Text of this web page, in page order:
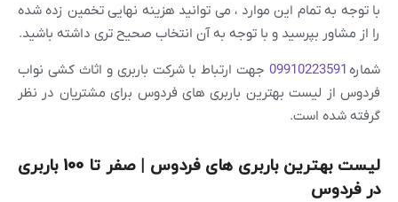
با توجه به تمام این موارد ، می توانید هزینه نهایی تخمین زده شده
را از مشاور بپرسید و با توجه به آن انتخاب صحیح تری داشته باشید.
شماره 09910223591جهت ارتباط با شرکت باربری و اثاث کشی نواب
فردوس از لیست بهترین باربری های فردوس برای مشتریان در نظر
گرفته شده است.
لیست بهترین باربری های فردوس | صفر تا 100 باربری
در فردوس